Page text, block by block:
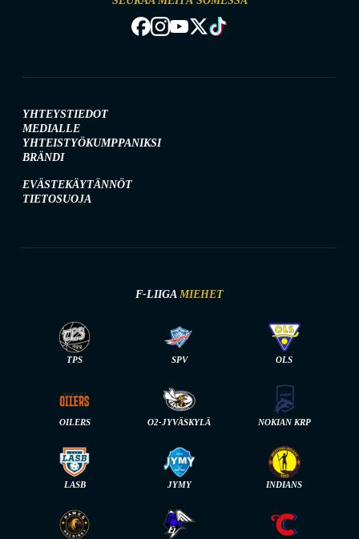
YHTEYSTIEDOT
MEDIALLE
YHTEISTYÖKUMPPANIKSI
BRÄNDI
EVÄSTEKÄYTÄNNÖT
TIETOSUOJA
F-LIIGA MIEHET
TPS SPV OLS
OILERS O2-JYVÄSKYLÄ NOKIAN KRP
LASB JYMY INDIANS